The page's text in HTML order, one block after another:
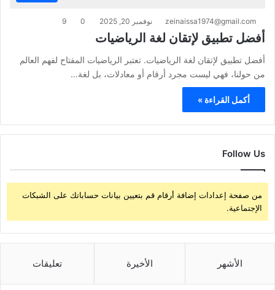
zeinaissa1974@gmail.com نوفمبر 20, 2025 0
9
أفضل تطبيق لإتقان لغة الرياضيات
أفضل تطبيق لإتقان لغة الرياضيات. تعتبر الرياضيات المفتاح لفهم العالم
من حولنا، فهي ليست مجرد أرقام أو معادلات، بل لغة…
أكمل القراءة »
Follow Us
من صفحة إعدادات إضافة أرقام قم بتعيين بيانات حساباتك على الشبكات
الإجتماعية.
الأشهر الأخيرة تعليقات